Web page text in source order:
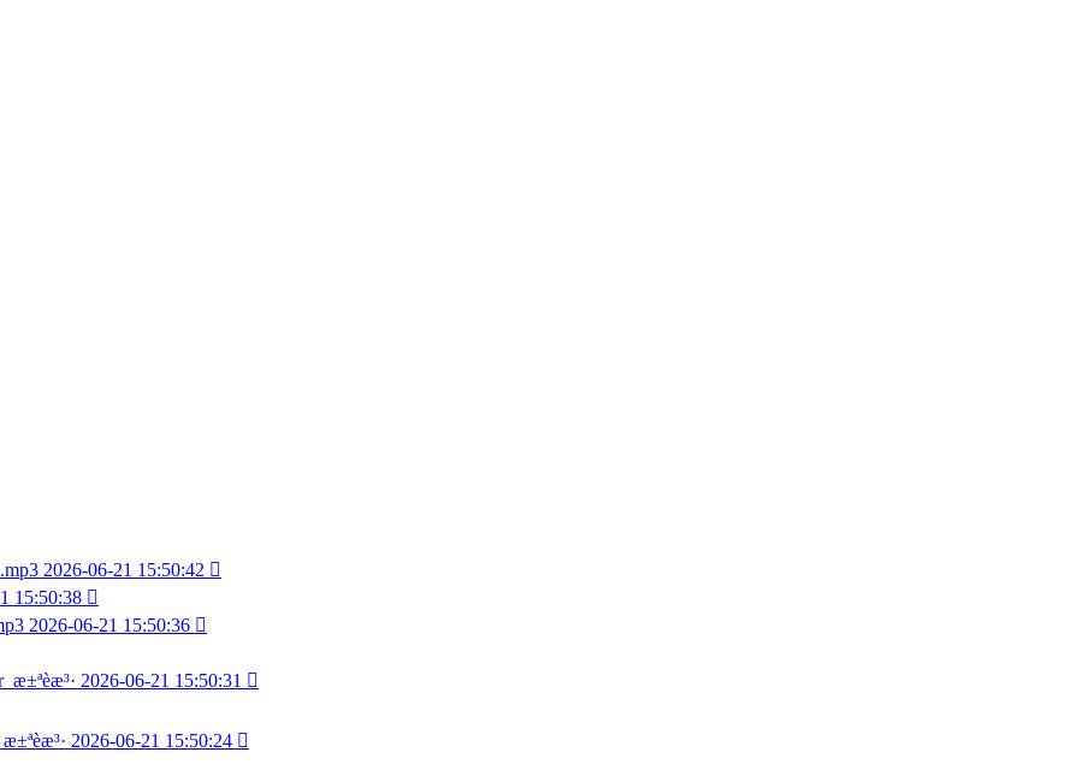
2026-06-21 15:50:42 
15:50:38 
2026-06-21 15:50:36 
2026-06-21 15:50:31 
2026-06-21 15:50:24 